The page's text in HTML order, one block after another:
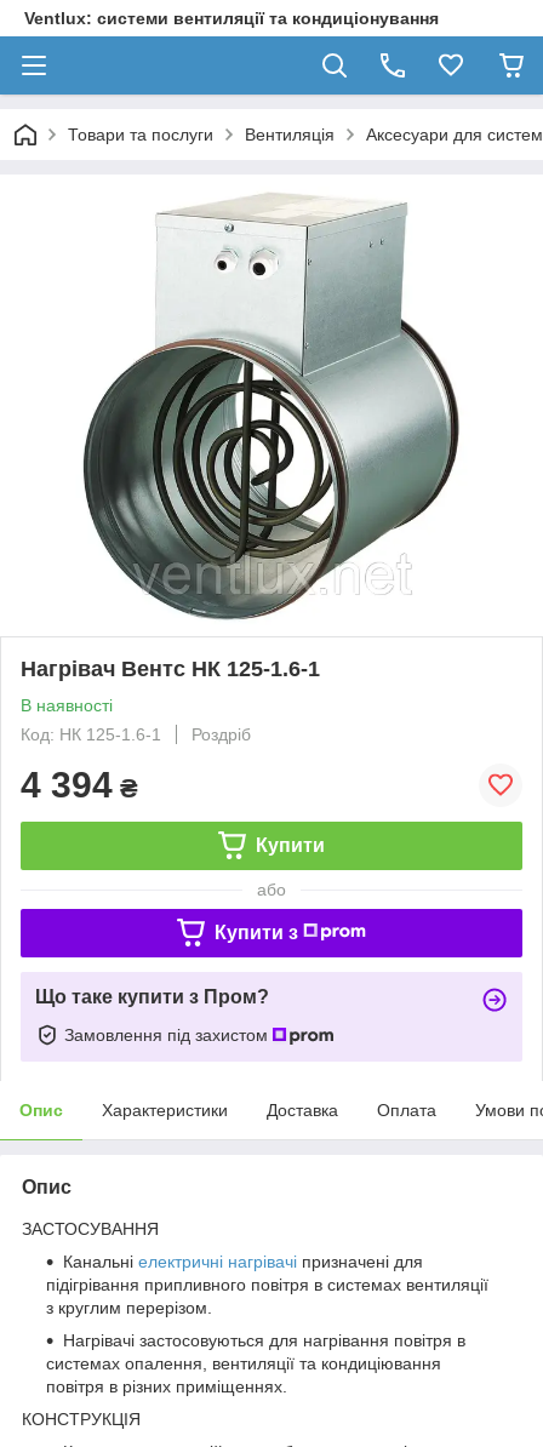
Ventlux: системи вентиляції та кондиціонування
Товари та послуги Вентиляція Аксесуари для систем
Нагрівач Вентс НК 125-1.6-1
В наявності
Код: НК 125-1.6-1
Роздріб
4 394 ₴
Купити
або
Купити з
Що таке купити з Пром?
Замовлення під захистом
Опис Характеристики Доставка Оплата Умови
Опис
ЗАСТОСУВАННЯ
Канальні електричні нагрівачі призначені для
підігрівання припливного повітря в системах вентиляції
з круглим перерізом.
Нагрівачі застосовуються для нагрівання повітря в
системах опалення, вентиляції та кондиціювання
повітря в різних приміщеннях.
КОНСТРУКЦІЯ